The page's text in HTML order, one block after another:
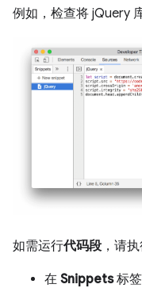
例如，检查将 jQuery
如需运行代码段 ，请
在 Snippets标